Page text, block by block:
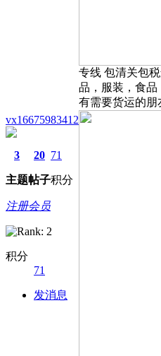
vx16675983412
3
主题
20
帖子
71
积分
注册会员
积分
71
发消息
专线 包清关包
品，服装，食
有需要货运的